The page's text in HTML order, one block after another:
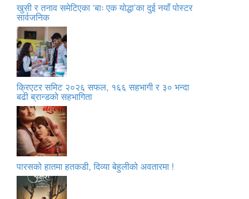
खुसी र तनाव समेटिएका ‘बाः एक योद्धा’का दुई नयाँ पोस्टर
सार्वजनिक
क्रिएटर समिट २०२६ सफल, १६६ सहभागी र ३० भन्दा
बढी ब्रान्डको सहभागिता
पारसको हातमा हतकडी, दिव्या बेहुलीको अवतारमा !